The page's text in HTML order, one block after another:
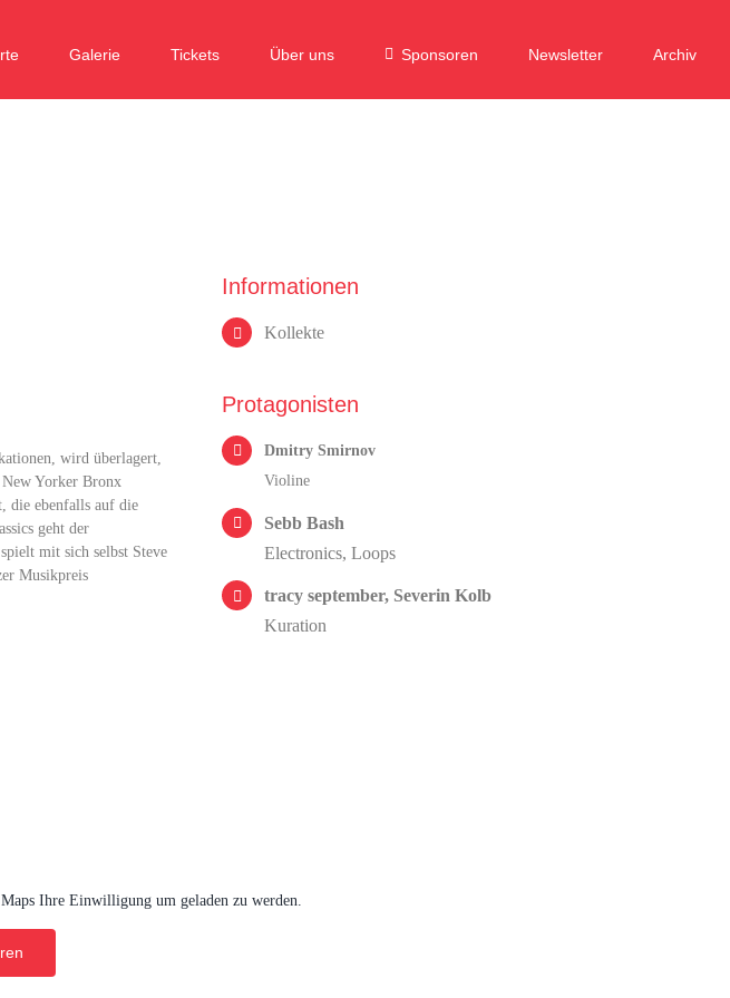
Galerie Tickets Über uns Sponsoren Newsletter Archiv
wird überlagert,
New Yorker Bronx
die ebenfalls auf die
geht der
mit sich selbst Steve
Musikpreis
Informationen
Kollekte
Protagonisten
Dmitry Smirnov
Violine
Sebb Bash
Electronics, Loops
tracy september, Severin Kolb
Kuration
Ihre Einwilligung um geladen zu werden.